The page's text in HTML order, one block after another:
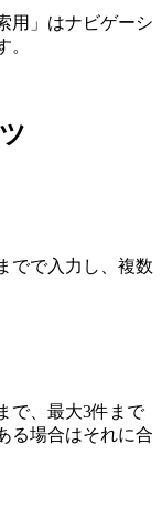
用」はナビゲーシ
。
でで入力し、複数
で、最大3件まで
る場合はそれに合